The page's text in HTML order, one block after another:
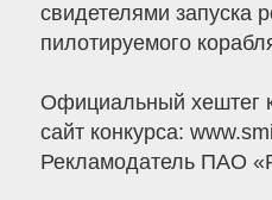
свидетелями запуска
пилотируемого
Официальный хештег
сайт конкурса:
Рекламодатель ПАО